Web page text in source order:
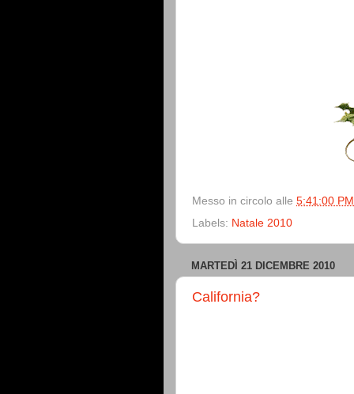
Messo in circolo alle 5:41:00 PM
Labels: Natale 2010
MARTEDÌ 21 DICEMBRE 2010
California?